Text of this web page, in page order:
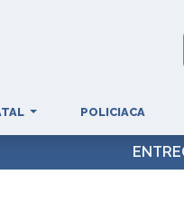
POLICIACA